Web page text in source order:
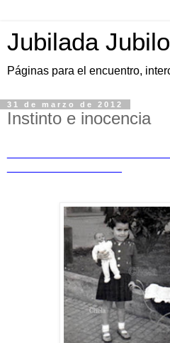
Jubilada
Páginas para el encuentro,
31 de marzo de 2012
Instinto e inocencia